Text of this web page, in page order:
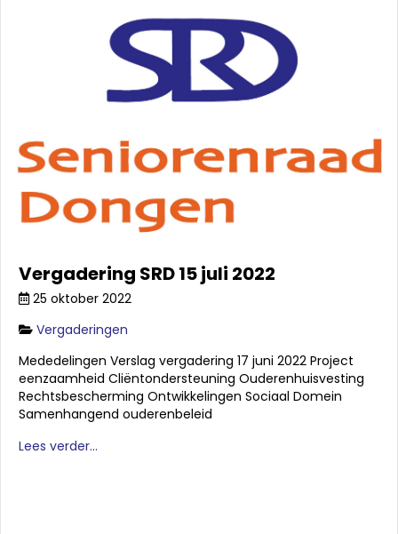
Vergadering SRD 15 juli 2022
25 oktober 2022
Vergaderingen
Mededelingen Verslag vergadering 17 juni 2022 Project
eenzaamheid Cliëntondersteuning Ouderenhuisvesting
Rechtsbescherming Ontwikkelingen Sociaal Domein
Samenhangend ouderenbeleid
Lees verder...